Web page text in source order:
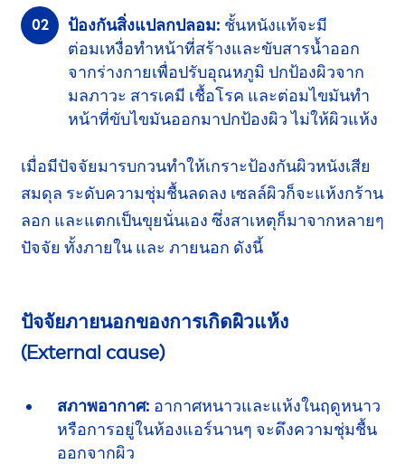
ป้องกันสิ่งแปลกปลอม: ชั้นหนังแท้จะมี
ต่อมเหงื่อทำหน้าที่สร้างและขับสารน้ำออก
จากร่างกายเพื่อปรับอุณหภูมิ ปกป้องผิวจาก
มลภาวะ สารเคมี เชื้อโรค และต่อมไขมันทำ
หน้าที่ขับไขมันออกมาปกป้องผิว ไม่ให้ผิวแห้ง
เมื่อมีปัจจัยมารบกวนทำให้เกราะป้องกันผิวหนังเสีย
สมดุล ระดับความชุ่มชื้นลดลง เซลล์ผิวก็จะแห้งกร้าน
ลอก และแตกเป็นขุยนั่นเอง ซึ่งสาเหตุก็มาจากหลายๆ
ปัจจัย ทั้งภายใน และ ภายนอก ดังนี้
ปัจจัยภายนอกของการเกิดผิวแห้ง
(External cause)
สภาพอากาศ: อากาศหนาวและแห้งในฤดูหนาว
หรือการอยู่ในห้องแอร์นานๆ จะดึงความชุ่มชื้น
ออกจากผิว